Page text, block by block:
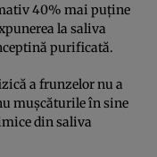
40% mai puține
la saliva
purificată.
a frunzelor nu a
mușcăturile în sine
din saliva